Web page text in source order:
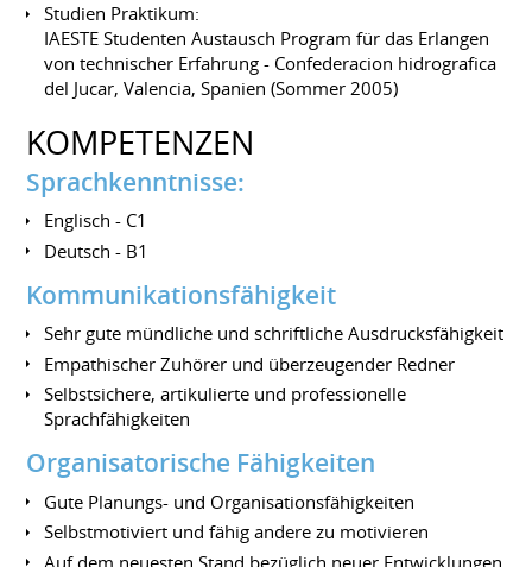
Studien Praktikum:
IAESTE Studenten Austausch Program für das Erlangen
von technischer Erfahrung - Confederacion hidrografica
del Jucar, Valencia, Spanien (Sommer 2005)
KOMPETENZEN
Sprachkenntnisse:
Englisch - C1
Deutsch - B1
Kommunikationsfähigkeit
Sehr gute mündliche und schriftliche Ausdrucksfähigkeit
Empathischer Zuhörer und überzeugender Redner
Selbstsichere, artikulierte und professionelle
Sprachfähigkeiten
Organisatorische Fähigkeiten
Gute Planungs- und Organisationsfähigkeiten
Selbstmotiviert und fähig andere zu motivieren
Auf dem neuesten Stand bezüglich neuer Entwicklungen